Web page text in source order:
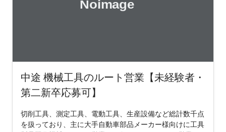
中途 機械工具のルート営業【未経験者・
第二新卒応募可】
切削工具、測定工具、電動工具、生産設備など総計数千点
を扱っており、主に大手自動車部品メーカー様向けに工具